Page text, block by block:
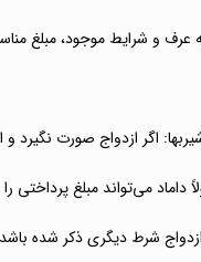
عرف و شرایط موجود، مبلغ
اگر ازدواج صورت نگیرد و
داماد می‌تواند مبلغ پرداختی
ازدواج شرط دیگری ذکر شده